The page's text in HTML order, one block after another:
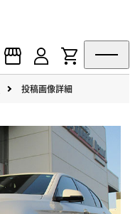
投稿画像詳細